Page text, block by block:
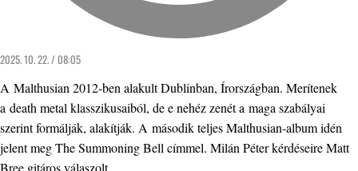
2025. 10. 22. / 08:05
A Malthusian 2012-ben alakult Dublinban, Írországban. Merítenek
a death metal klasszikusaiból, de e nehéz zenét a maga szabályai
szerint formálják, alakítják. A második teljes Malthusian-album idén
jelent meg The Summoning Bell címmel. Milán Péter kérdéseire Matt
Bree gitáros válaszolt.